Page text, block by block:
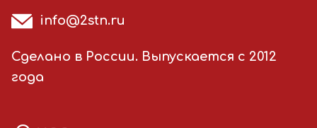
info@2stn.ru
Сделано в России. Выпускается с 2012
года